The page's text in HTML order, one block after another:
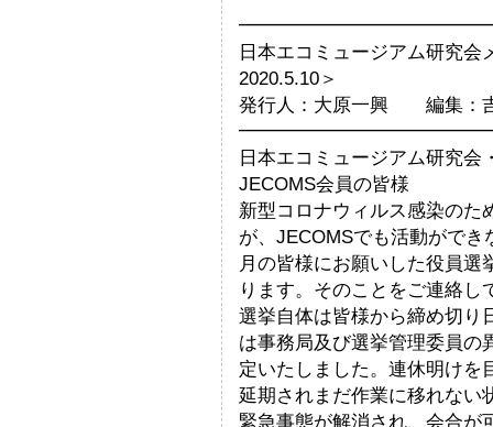
日本エコミュージアム
2020.5.10＞
発行人：大原一興 編集：
日本エコミュージアム研究会
JECOMS会員の皆様
新型コロナウィルス感染のた
が、JECOMSでも活動がで
月の皆様にお願いした役員
ります。そのことをご連絡
選挙自体は皆様から締め切り
は事務局及び選挙管理委員の
定いたしました。連休明けを
延期されまだ作業に移れない
緊急事態が解消され、会合が